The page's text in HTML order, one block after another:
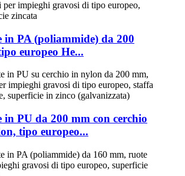
in PA (poliammide) da 200
europeo He...
in PU da 200 mm con cerchio
tipo europeo...